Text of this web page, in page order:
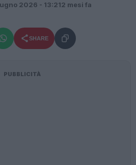
2026 - 13:212 mesi fa
SHARE
PUBBLICITÀ